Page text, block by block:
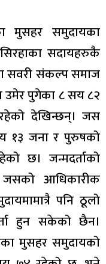
मुसहर समुदायका
सिरहाका सदायहरुकै
सवरी संकल्प समाज
उमेर पुगेका ८ सय ८२
रहेको देखिन्छन्। जस
१३ जना र पुरुषको
छ। जन्मदर्ताको
आधिकारीक
पनि ठूलो
हुन सकेको छैन।
मुसहर समुदायको